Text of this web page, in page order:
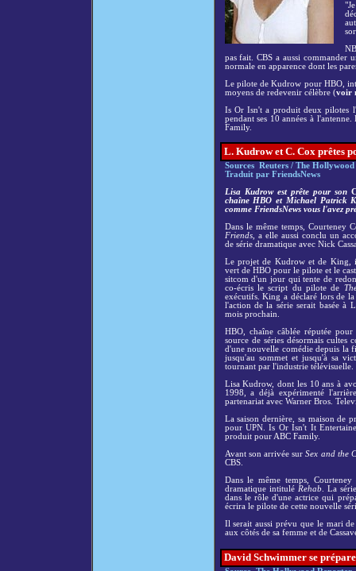
pas fait. CBS a aussi commander
normale en apparence dont les
Le pilote de Kudrow pour HBO,
moyens de redevenir célèbre (voir
Is Or Isn't a produit deux pilotes
pendant ses 10 années à
Family.
L. Kudrow et C. Cox prêtes
Sources Reuters / The
Traduit par FriendsNews
Lisa Kudrow est prête pour son
chaîne HBO et Michael Patrick
comme FriendsNews vous l'avez
Dans le même temps, Courteney
Friends, a elle aussi conclu un
de série dramatique avec Nick
Le projet de Kudrow et de King,
vert de HBO pour le pilote et le
sitcom d'un jour qui tente de
co-écris le script du pilote de
exécutifs. King a déclaré lors de
l'action de la série serait basée à
mois prochain.
HBO, chaîne câblée réputée
source de séries désormais cultes
d'une nouvelle comédie depuis la
jusqu'au sommet et jusqu'à sa
tournant par l'industrie télévisuelle.
Lisa Kudrow, dont les 10 ans à
1998, a déjà expérimenté
partenariat avec Warner Bros.
La saison dernière, sa maison de
pour UPN. Is Or Isn't It
produit pour ABC Family.
Avant son arrivée sur Sex and the
CBS.
Dans le même temps,
dramatique intitulé Rehab. La
dans le rôle d'une actrice qui
écrira le pilote de cette nouvelle
Il serait aussi prévu que le mari
aux côtés de sa femme et de
David Schwimmer se